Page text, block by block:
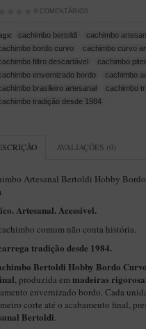
0 COMENTÁRIOS
cachimbo bertoldi cachimbo
bordo curvo
cachimbo curvo
filtro descartável
cachimbo
envernizado bordo
cachimbo
brasileiro artesanal
cachimbo
tradição desde 1984
AVALIAÇÕES (0)
Artesanal Bertoldi Hobby
Artesanal. Acessível.
comum não conta história.
tradição desde 1984.
Bertoldi Hobby Bordo Curvo
, produzida emmadeiras
envernizado bordo. Cada
corte até o acabamento final,
Bertoldi.